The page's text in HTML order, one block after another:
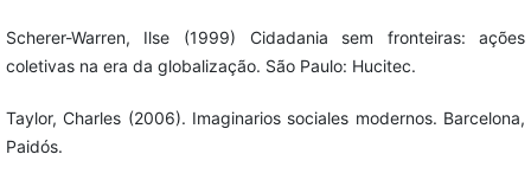
Scherer-Warren, Ilse (1999) Cidadania sem fronteiras: ações
coletivas na era da globalização. São Paulo: Hucitec.
Taylor, Charles (2006). Imaginarios sociales modernos. Barcelona,
Paidós.